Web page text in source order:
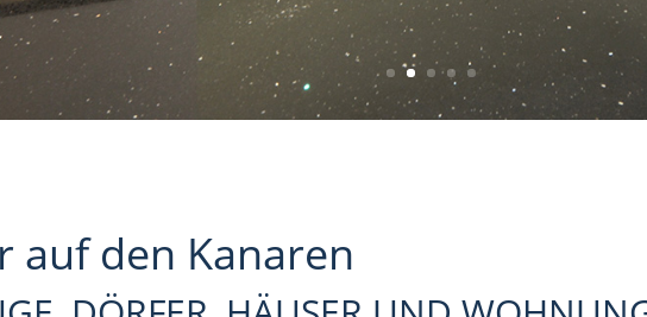
auf den Kanaren